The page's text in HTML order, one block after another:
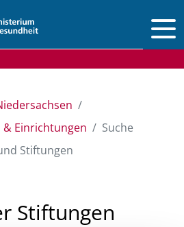
Einrichtungen
Suche
Stiftungen
Stiftungen